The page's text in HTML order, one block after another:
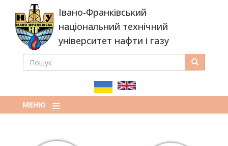
основного
вмісту
Івано-Франківський
національний технічний
університет нафти і газу
ПОШУКОВА
ПОШУК Пошук
МЕНЮ